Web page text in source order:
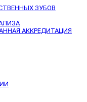
ЗУБОВ
АККРЕДИТАЦИЯ